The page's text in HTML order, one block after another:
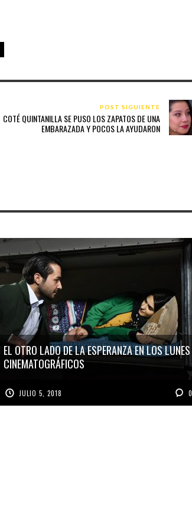
POST SIGUIENTE
COTÉ QUINTANILLA SE PUSO LOS ZAPATOS DE UNA
EMBARAZADA Y POCOS LA AYUDARON
EL OTRO LADO DE LA ESPERANZA EN LOS LUNES
CINEMATOGRÁFICOS
JULIO 5, 2018 0